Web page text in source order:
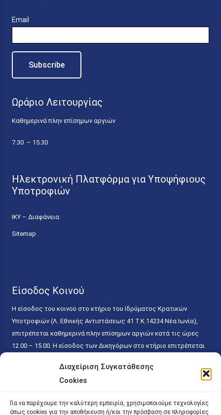
Διαχείριση Συγκατάθεσης
Cookies
Για να παρέχουμε την καλύτερη εμπειρία, χρησιμοποιούμε τεχνολογίες
όπως cookies για την αποθήκευση ή/και την πρόσβαση σε πληροφορίες
Email
Ωράριο Λειτουργίας
Καθημερινά πλην επίσημων αργιών
7.30 – 15.30
Ηλεκτρονική Πλατφόρμα για Υποψήφιους
Υποτροφιών
ΙΚΥ – Διαφάνεια
Sitemap
Είσοδος Κοινού
Η είσοδος του κοινού στο κτήριο του Ιδρύματος Κρατικών
Υποτροφιών (Λ. Εθνικής Αντιστάσεως 41 T.K.14234 Νέα Ιωνία),
επιτρέπεται καθημερινά πλην επίσημων αργιών κατά τις ώρες
12.00 – 15.00. Η είσοδος των Δικηγόρων στο κτήριο επιτρέπεται
κάθε εργάσιμη ημέρα και ώρα χωρίς κανέναν χρονικό ή άλλο
περιορισμό. Η είσοδος του κοινού ειδικά στο γραφείο του
15.00. Η εξυπηρέτηση του κοινού πραγματοποιείται βάσει των